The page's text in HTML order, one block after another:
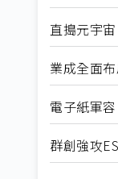
直搗元宇
業成全面
電子紙軍
群創強攻